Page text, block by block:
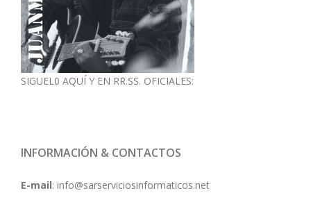
SIGUEL0 AQUÍ Y EN RR.SS. OFICIALES:
INFORMACIÓN & CONTACTOS
E-mail: info@sarserviciosinformaticos.net